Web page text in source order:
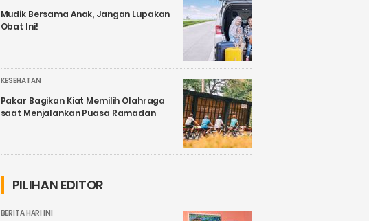
Mudik Bersama Anak, Jangan Lupakan
Obat Ini!
KESEHATAN
Pakar Bagikan Kiat Memilih Olahraga
saat Menjalankan Puasa Ramadan
PILIHAN EDITOR
BERITA HARI INI